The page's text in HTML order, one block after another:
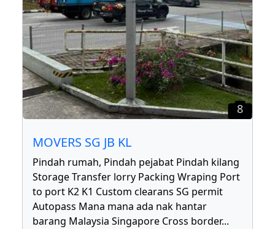
8
MOVERS SG JB KL
Pindah rumah, Pindah pejabat Pindah kilang
Storage Transfer lorry Packing Wraping Port
to port K2 K1 Custom clearans SG permit
Autopass Mana mana ada nak hantar
barang Malaysia Singapore Cross border...